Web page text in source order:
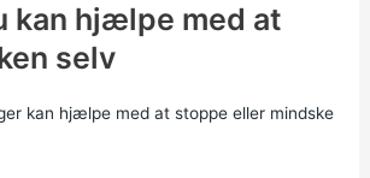
kan hjælpe med at
selv
kan hjælpe med at stoppe eller mindske